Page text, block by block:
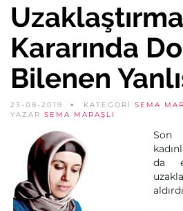
Uzaklaştırma
Kararında
Bilenen
23-08-2019 KATEGORİ SEMA
YAZAR SEMA MARAŞLI
Son
da